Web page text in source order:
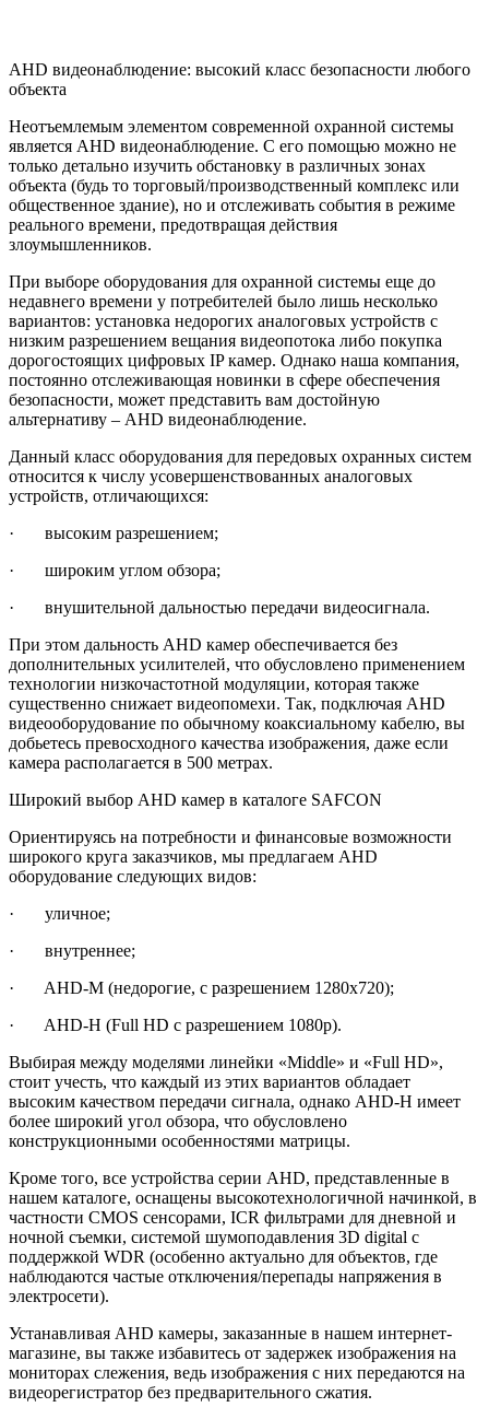
AHD видеонаблюдение: высокий класс безопасности любого
объекта
Неотъемлемым элементом современной охранной системы
является AHD видеонаблюдение. С его помощью можно не
только детально изучить обстановку в различных зонах
объекта (будь то торговый/производственный комплекс или
общественное здание), но и отслеживать события в режиме
реального времени, предотвращая действия
злоумышленников.
При выборе оборудования для охранной системы еще до
недавнего времени у потребителей было лишь несколько
вариантов: установка недорогих аналоговых устройств с
низким разрешением вещания видеопотока либо покупка
дорогостоящих цифровых IP камер. Однако наша компания,
постоянно отслеживающая новинки в сфере обеспечения
безопасности, может представить вам достойную
альтернативу – AHD видеонаблюдение.
Данный класс оборудования для передовых охранных систем
относится к числу усовершенствованных аналоговых
устройств, отличающихся:
· высоким разрешением;
· широким углом обзора;
· внушительной дальностью передачи видеосигнала.
При этом дальность AHD камер обеспечивается без
дополнительных усилителей, что обусловлено применением
технологии низкочастотной модуляции, которая также
существенно снижает видеопомехи. Так, подключая AHD
видеооборудование по обычному коаксиальному кабелю, вы
добьетесь превосходного качества изображения, даже если
камера располагается в 500 метрах.
Широкий выбор AHD камер в каталоге SAFCON
Ориентируясь на потребности и финансовые возможности
широкого круга заказчиков, мы предлагаем AHD
оборудование следующих видов:
· уличное;
· внутреннее;
· AHD-M (недорогие, с разрешением 1280х720);
· AHD-H (Full HD с разрешением 1080р).
Выбирая между моделями линейки «Middle» и «Full HD»,
стоит учесть, что каждый из этих вариантов обладает
высоким качеством передачи сигнала, однако AHD-H имеет
более широкий угол обзора, что обусловлено
конструкционными особенностями матрицы.
Кроме того, все устройства серии AHD, представленные в
нашем каталоге, оснащены высокотехнологичной начинкой, в
частности CMOS сенсорами, ICR фильтрами для дневной и
ночной съемки, системой шумоподавления 3D digital с
поддержкой WDR (особенно актуально для объектов, где
наблюдаются частые отключения/перепады напряжения в
электросети).
Устанавливая AHD камеры, заказанные в нашем интернет-
магазине, вы также избавитесь от задержек изображения на
мониторах слежения, ведь изображения с них передаются на
видеорегистратор без предварительного сжатия.